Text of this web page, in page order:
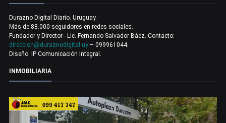
Durazno Digital Diario. Uruguay.
Más de 88.000 seguidores en redes sociales.
Fundador y Director - Lic. Fernando Salvador Báez. Contacto:
direccion@duraznodigital.uy – 099961044.
Diseño: IP Comunicación Integral.
INMOBILIARIA